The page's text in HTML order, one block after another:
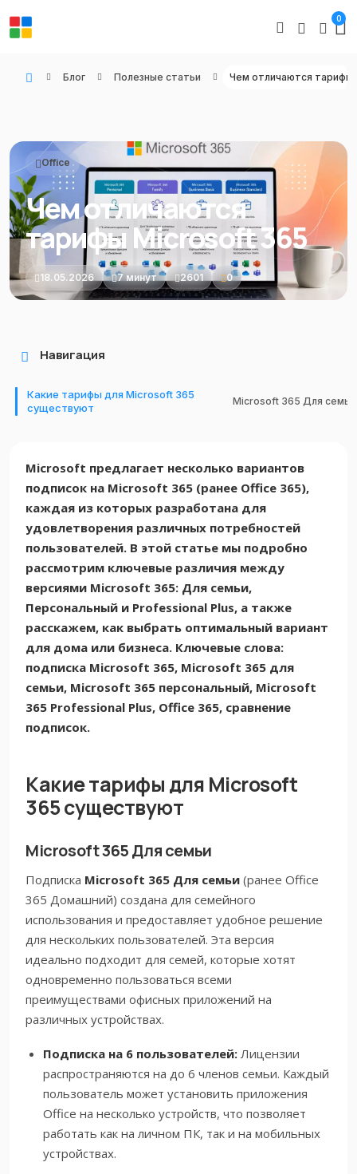
0
Блог Полезные статьи
Office
Чем отличаются
тарифы Microsoft 365
18.05.2026 7 минут 2601 0
Навигация
Какие тарифы для Microsoft 365
существуют
Microsoft 365 Для семьи
Microsoft предлагает несколько вариантов
подписок на Microsoft 365 (ранее Office 365),
каждая из которых разработана для
удовлетворения различных потребностей
пользователей. В этой статье мы подробно
рассмотрим ключевые различия между
версиями Microsoft 365: Для семьи,
Персональный и Professional Plus, а также
расскажем, как выбрать оптимальный вариант
для дома или бизнеса. Ключевые слова:
подписка Microsoft 365, Microsoft 365 для
семьи, Microsoft 365 персональный, Microsoft
365 Professional Plus, Office 365, сравнение
подписок.
Какие тарифы для Microsoft
365 существуют
Microsoft 365 Для семьи
Подписка Microsoft 365 Для семьи (ранее Office
365 Домашний) создана для семейного
использования и предоставляет удобное решение
для нескольких пользователей. Эта версия
идеально подходит для семей, которые хотят
одновременно пользоваться всеми
преимуществами офисных приложений на
различных устройствах.
Подписка на 6 пользователей: Лицензии
распространяются на до 6 членов семьи. Каждый
пользователь может установить приложения
Office на несколько устройств, что позволяет
работать как на личном ПК, так и на мобильных
устройствах.